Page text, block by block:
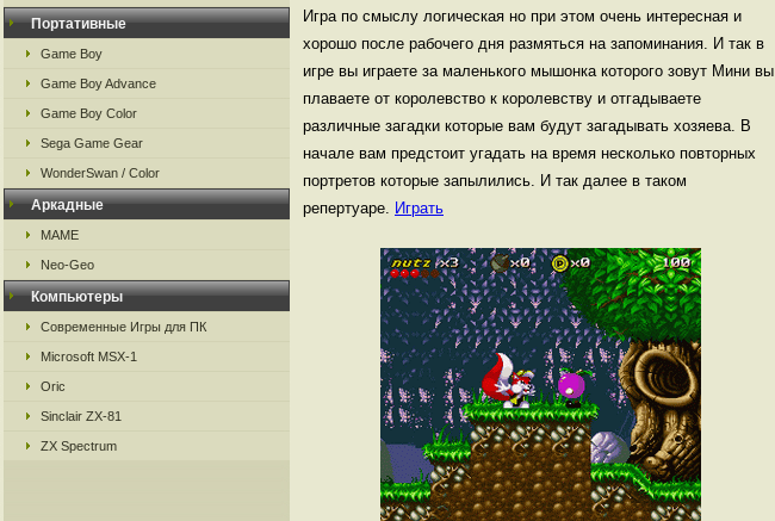
Портативные
Game Boy
Game Boy Advance
Game Boy Color
Sega Game Gear
WonderSwan / Color
Аркадные
MAME
Neo-Geo
Компьютеры
Современные Игры для ПК
Microsoft MSX-1
Oric
Sinclair ZX-81
ZX Spectrum
Игра по смыслу логическая но при этом очень интересная и
хорошо после рабочего дня размяться на запоминания. И так в
игре вы играете за маленького мышонка которого зовут Мини вы
плаваете от королевство к королевству и отгадываете
различные загадки которые вам будут загадывать хозяева. В
начале вам предстоит угадать на время несколько повторных
портретов которые запылились. И так далее в таком
репертуаре. Играть